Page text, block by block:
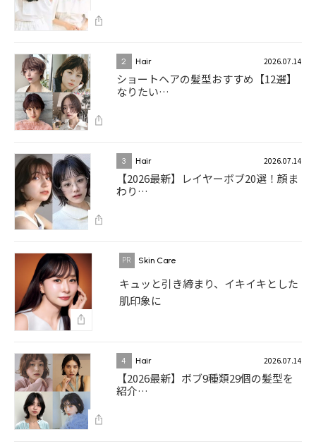
2 Hair 2026.07.14
ショートヘアの髪型おすすめ【12選】
なりたい…
3 Hair 2026.07.14
【2026最新】レイヤーボブ20選！顔ま
わり…
Skin Care
キュッと引き締まり、イキイキとした
肌印象に
4 Hair 2026.07.14
【2026最新】ボブ9種類29個の髪型を
紹介…